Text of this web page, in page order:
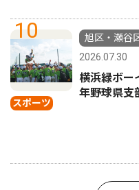
10
スポーツ
旭区・瀬谷
2026.07.30
横浜緑ボ
年野球県支